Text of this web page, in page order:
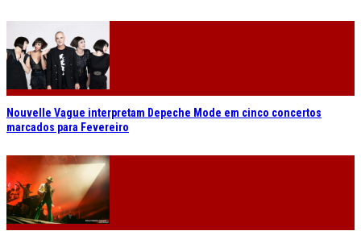
Nouvelle Vague interpretam Depeche Mode em cinco concertos
marcados para Fevereiro